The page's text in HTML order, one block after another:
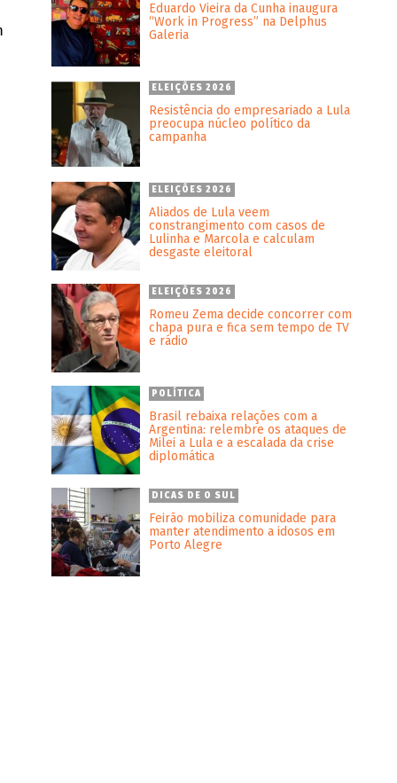
Eduardo Vieira da Cunha inaugura
“Work in Progress” na Delphus
Galeria
ELEIÇÕES 2026
Resistência do empresariado a Lula
preocupa núcleo político da
campanha
ELEIÇÕES 2026
Aliados de Lula veem
constrangimento com casos de
Lulinha e Marcola e calculam
desgaste eleitoral
ELEIÇÕES 2026
Romeu Zema decide concorrer com
chapa pura e fica sem tempo de TV
e rádio
POLÍTICA
Brasil rebaixa relações com a
Argentina: relembre os ataques de
Milei a Lula e a escalada da crise
diplomática
DICAS DE O SUL
Feirão mobiliza comunidade para
manter atendimento a idosos em
Porto Alegre